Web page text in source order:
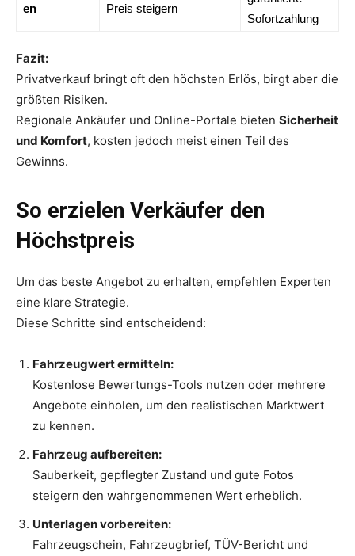
en Preis steigern
Sofortzahlung
Fazit:
Privatverkauf bringt oft den höchsten Erlös, birgt aber die
größten Risiken.
Regionale Ankäufer und Online-Portale bieten Sicherheit
und Komfort, kosten jedoch meist einen Teil des
Gewinns.
So erzielen Verkäufer den
Höchstpreis
Um das beste Angebot zu erhalten, empfehlen Experten
eine klare Strategie.
Diese Schritte sind entscheidend:
Fahrzeugwert ermitteln:
Kostenlose Bewertungs-Tools nutzen oder mehrere
Angebote einholen, um den realistischen Marktwert
zu kennen.
Fahrzeug aufbereiten:
Sauberkeit, gepflegter Zustand und gute Fotos
steigern den wahrgenommenen Wert erheblich.
Unterlagen vorbereiten:
Fahrzeugschein, Fahrzeugbrief, TÜV-Bericht und